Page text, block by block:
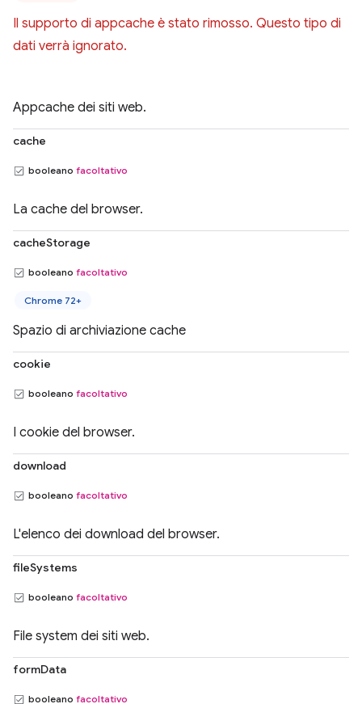
Il supporto di appcache è stato rimosso. Questo tipo di
dati verrà ignorato.
Appcache dei siti web.
cache
booleano facoltativo
La cache del browser.
cacheStorage
booleano facoltativo
Chrome 72+
Spazio di archiviazione cache
cookie
booleano facoltativo
I cookie del browser.
download
booleano facoltativo
L'elenco dei download del browser.
fileSystems
booleano facoltativo
File system dei siti web.
formData
booleano facoltativo